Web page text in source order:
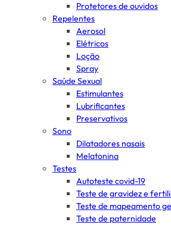
Protetores de ouvidos
Repelentes
Aerosol
Elétricos
Loção
Spray
Saúde Sexual
Estimulantes
Lubrificantes
Preservativos
Sono
Dilatadores nasais
Melatonina
Testes
Autoteste covid-19
Teste de gravidez e
Teste de mapeamento
Teste de paternidade